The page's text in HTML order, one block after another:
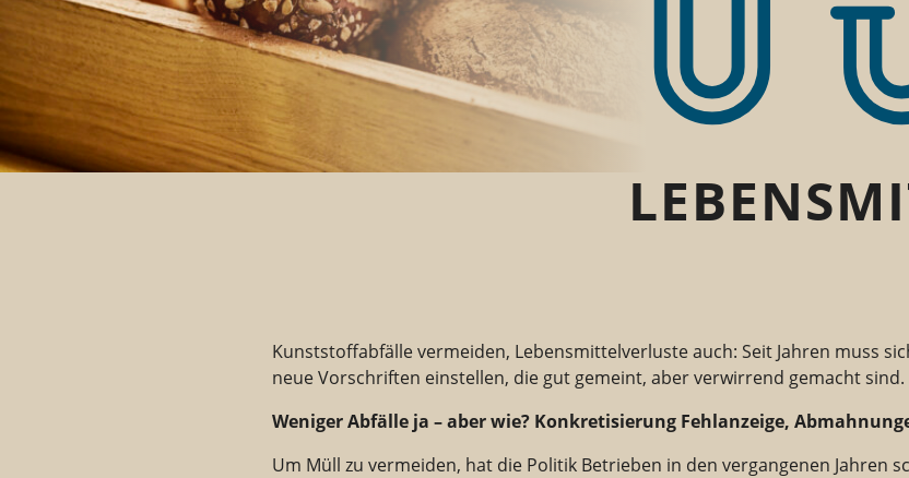
Kunststoffabfälle vermeiden, Lebensmittelverluste auch: Seit Jahren muss
neue Vorschriften einstellen, die gut gemeint, aber verwirrend gemacht
Weniger Abfälle ja – aber wie? Konkretisierung Fehlanzeige,
Um Müll zu vermeiden, hat die Politik Betrieben in den vergangenen Jahren